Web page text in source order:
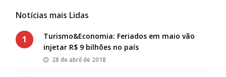
Notícias mais Lidas
1
Turismo&Economia: Feriados em maio vão
injetar R$ 9 bilhões no país
28 de abril de 2018